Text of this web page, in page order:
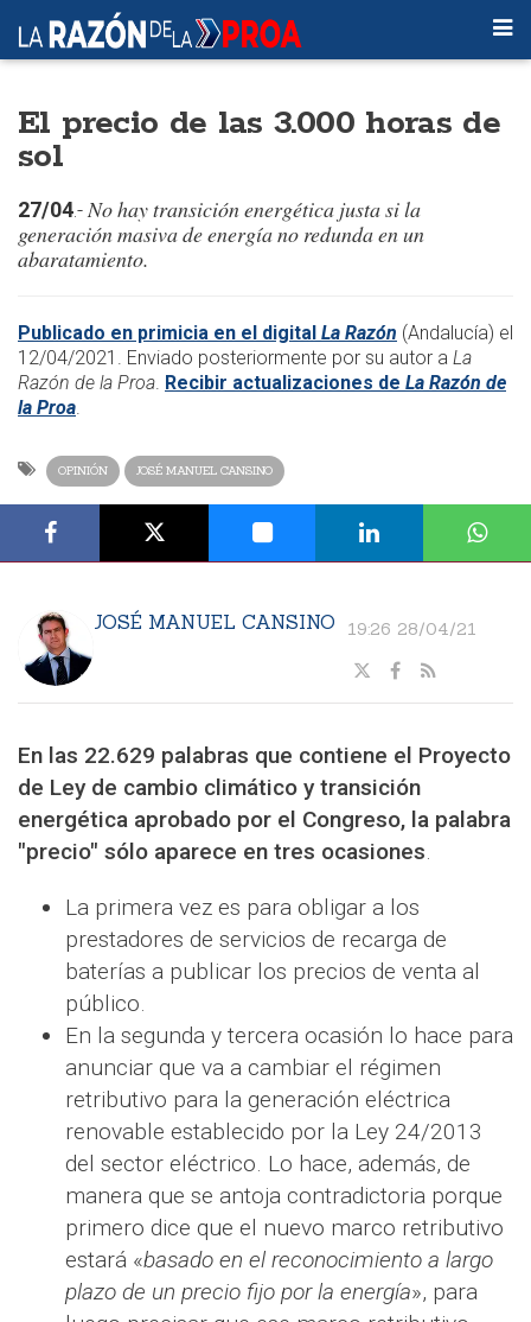
El precio de las 3.000 horas de
sol
27/04.-No hay transición energética justa si la
generación masiva de energía no redunda en un
abaratamiento.
Publicado en primicia en el digital La Razón (Andalucía) el
12/04/2021. Enviado posteriormente por su autor a La
Razón de la Proa. Recibir actualizaciones de La Razón de
la Proa.
OPINIÓN JOSÉ MANUEL CANSINO
JOSÉ MANUEL CANSINO 19:26 28/04/21
En las 22.629 palabras que contiene el Proyecto
de Ley de cambio climático y transición
energética aprobado por el Congreso, la palabra
"precio" sólo aparece en tres ocasiones.
La primera vez es para obligar a los
prestadores de servicios de recarga de
baterías a publicar los precios de venta al
público.
En la segunda y tercera ocasión lo hace para
anunciar que va a cambiar el régimen
retributivo para la generación eléctrica
renovable establecido por la Ley 24/2013
del sector eléctrico. Lo hace, además, de
manera que se antoja contradictoria porque
primero dice que el nuevo marco retributivo
estará «basado en el reconocimiento a largo
plazo de un precio fijo por la energía», para